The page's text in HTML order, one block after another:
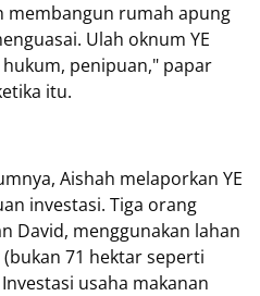
membangun rumah apung
Ulah oknum YE
penipuan," papar
itu.
Aishah melaporkan YE
investasi. Tiga orang
David, menggunakan lahan
71 hektar seperti
usaha makanan